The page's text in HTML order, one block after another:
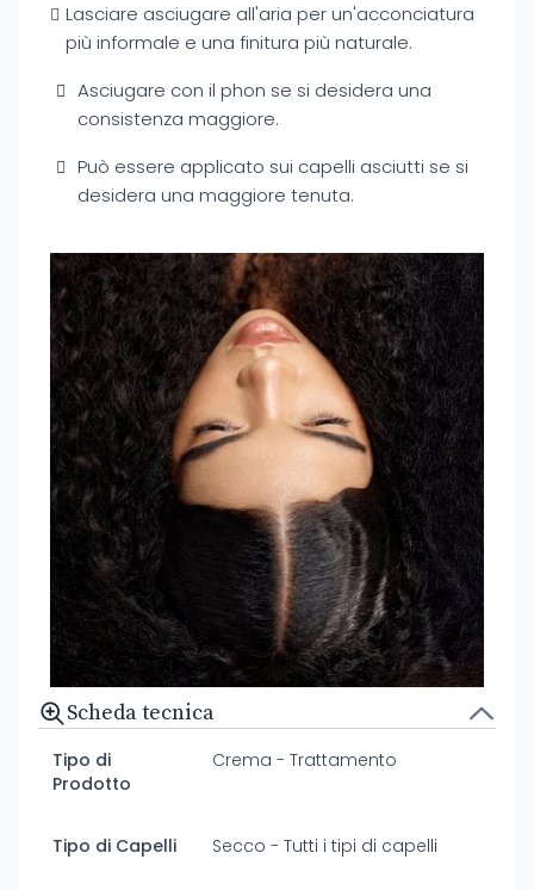
Lasciare asciugare all'aria per un'acconciatura
più informale e una finitura più naturale.
Asciugare con il phon se si desidera una
consistenza maggiore.
Può essere applicato sui capelli asciutti se si
desidera una maggiore tenuta.
Scheda tecnica
Tipo di
Prodotto
Crema - Trattamento
Tipo di Capelli Secco - Tutti i tipi di capelli